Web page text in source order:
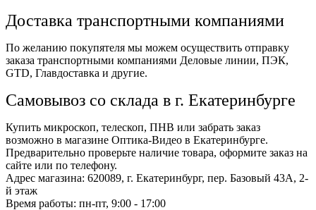
Доставка транспортными компаниями
По желанию покупятеля мы можем осуществить отправку
заказа транспортными компаниями Деловые линии, ПЭК,
GTD, Главдоставка и другие.
Самовывоз со склада в г. Екатеринбурге
Купить микроскоп, телескоп, ПНВ или забрать заказ
возможно в магазине Оптика-Видео в Екатеринбурге.
Предварительно проверьте наличие товара, оформите заказ на
сайте или по телефону.
Адрес магазина: 620089, г. Екатеринбург, пер. Базовый 43А, 2-
й этаж
Время работы: пн-пт, 9:00 - 17:00